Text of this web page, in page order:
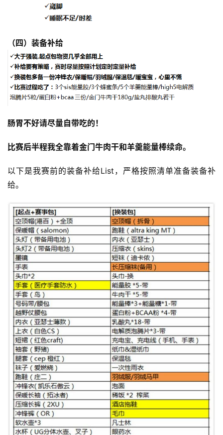
（四） 装备补给
肠胃不好请尽量自带吃的！
比赛后半程我全靠着金门牛肉干和羊羹能量棒续命。
以下是我赛前的装备补给List，严格按照清单准备装备补
给。